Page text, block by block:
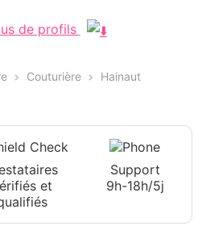
de profils
Couturière
Hainaut
et
Support
9h-18h/5j